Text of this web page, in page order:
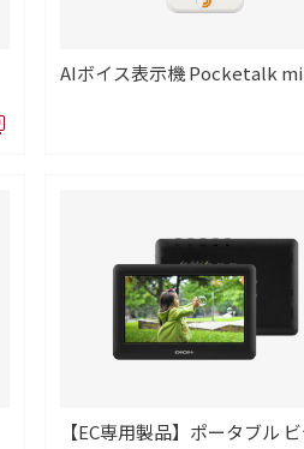
AIボイス表示機 Pocketalk
【EC専用製品】ポータブル